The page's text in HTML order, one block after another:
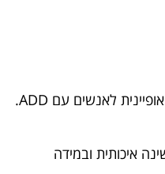
ידוע ששינה מועטה ולא איכותית אופיינית לאנשים עם ADD.
איכותית ובמידה